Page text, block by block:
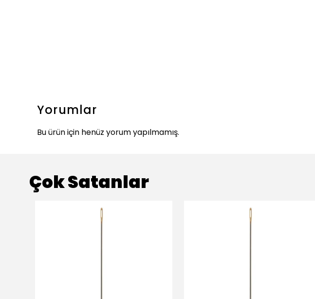
Yorumlar
Bu ürün için henüz yorum yapılmamış.
Çok Satanlar